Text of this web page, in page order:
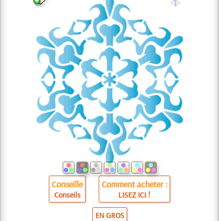
Conseille
Conseils
Comment acheter :
LISEZ ICI !
EN GROS